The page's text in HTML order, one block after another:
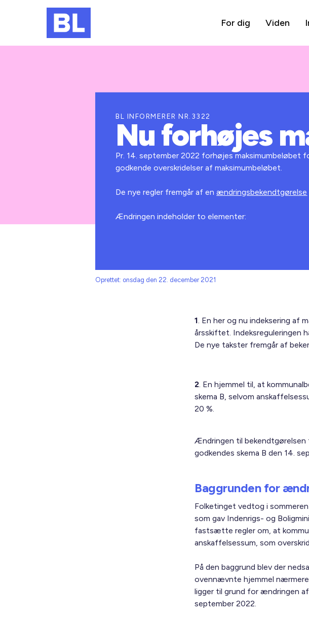
For dig Viden
BL INFORMERER NR.3322
Nu forhøjes
Pr. 14. september 2022 forhøjes maksimumbeløbet
godkende overskridelser af maksimumbeløbet.
De nye regler fremgår af enændringsbekendtgørelse
Ændringen indeholder to elementer:
Oprettet: onsdag den 22. december 2021
1. En her og nu indeksering af
årsskiftet. Indeksreguleringen
De nye takster fremgår af
2. En hjemmel til, at
skema B, selvom
20 %.
Ændringen til bekendtgørelsen
godkendes skema B den 14.
Baggrunden for
Folketinget vedtog i
som gav Indenrigs- og
fastsætte regler om, at
anskaffelsessum, som
På den baggrund blev der
ovennævnte hjemmel
ligger til grund for ændringen
september 2022.